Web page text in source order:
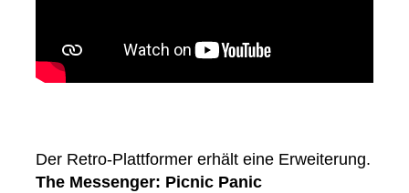
Der Retro-Plattformer erhält eine Erweiterung.
The Messenger: Picnic Panic